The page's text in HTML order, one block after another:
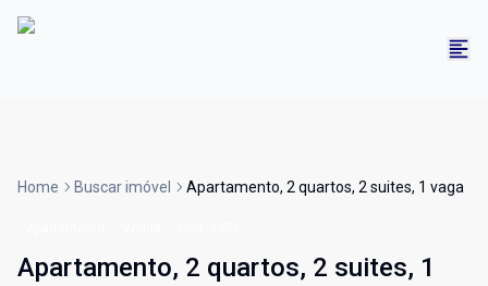
Home Buscar imóvel Apartamento, 2 quartos, 2 suites, 1 vaga
Apartamento, 2 quartos, 2 suites, 1